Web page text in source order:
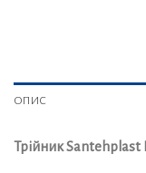
ОПИС
Трійник Santehplast